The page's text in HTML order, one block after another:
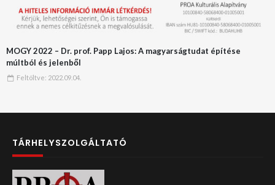
MOGY 2022 – Dr. prof. Papp Lajos: A magyarságtudat építése
múltból és jelenből
Feltöltve: 2022.09.04.
TÁRHELYSZOLGÁLTATÓ